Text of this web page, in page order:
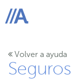
ABANCA
Volver a ayuda
Seguros